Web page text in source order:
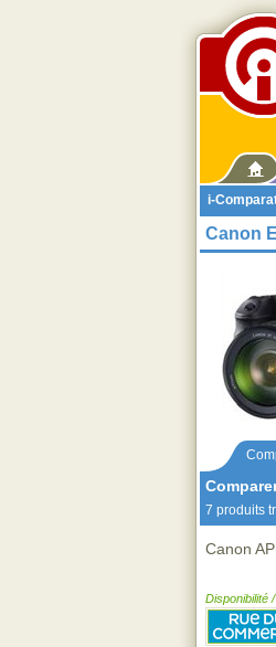
i-
Canon
7 produits
Canon
Disponibilité